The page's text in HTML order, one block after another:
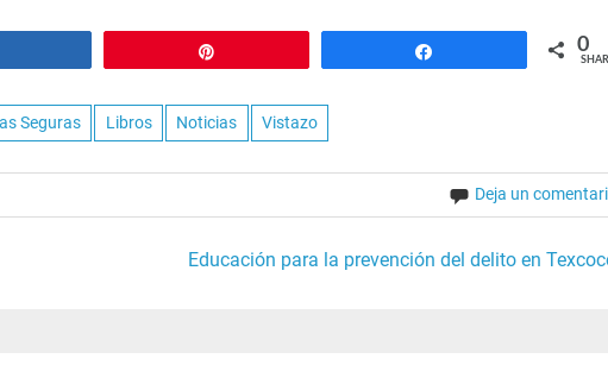
0
Seguras Libros Noticias Vistazo
Deja un
Educación para la prevención del delito en